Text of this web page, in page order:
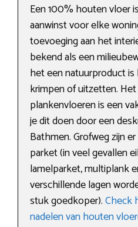
Een 100% houten vloer
aanwinst voor elke
toevoeging aan het
bekend als een
het een natuurproduct
krimpen of uitzetten.
plankenvloeren is een
je dit doen door een
Bathmen. Grofweg zijn
parket (in veel gevallen
lamelparket, multiplank
verschillende lagen
stuk goedkoper).Check
nadelen van houten